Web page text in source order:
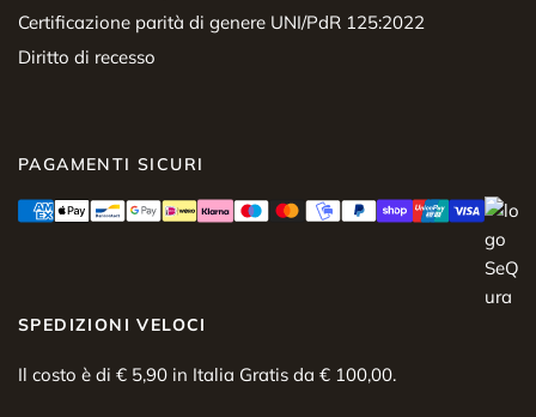
Certificazione parità di genere UNI/PdR 125:2022
Diritto di recesso
PAGAMENTI SICURI
SPEDIZIONI VELOCI
Il costo è di € 5,90 in Italia Gratis da € 100,00.